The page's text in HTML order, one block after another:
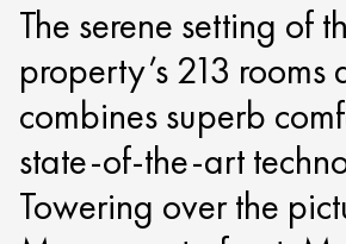
The serene setting of
property’s 213 rooms
combines superb
state-of-the-art
Towering over the